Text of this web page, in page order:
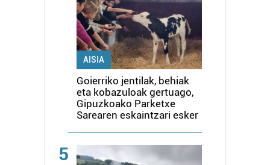
AISIA
Goierriko jentilak, behiak
eta kobazuloak gertuago,
Gipuzkoako Parketxe
Sarearen eskaintzari esker
5